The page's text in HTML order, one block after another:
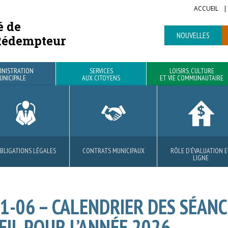
ACCUEIL
de
NOUVELLES
LÉGALES CONTRATS MUNICIPAUX RÔLE D’ÉVALUATION
LIGNE
SERVICES
AUX CITOYENS
VOIRIE MATIÈRES RÉSIDUELLES SÉCURITÉ PUBLIQUE
CIVILE
LOISIRS, CULTURE
ET VIE COMMUNAUTAIRE
BIBLIOTHÈQUE PARCS ET SENTIERS LOCATION DE SALLE
RÉSIDENTIELS AVANTAGES
– CALENDRIER DES